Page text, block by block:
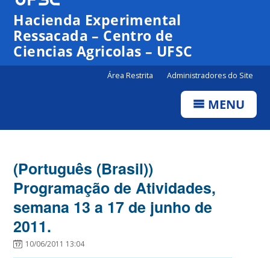
Hacienda Experimental
Ressacada – Centro de
Ciencias Agricolas – UFSC
Área Restrita Administradores do Site
MENU
(Português (Brasil))
Programação de Atividades,
semana 13 a 17 de junho de
2011.
10/06/2011 13:04